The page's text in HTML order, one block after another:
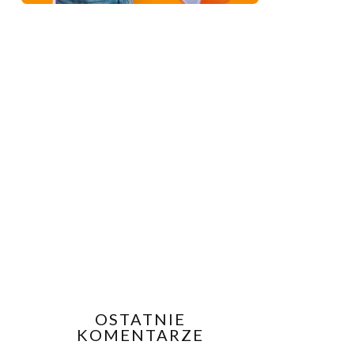
OSTATNIE
KOMENTARZE